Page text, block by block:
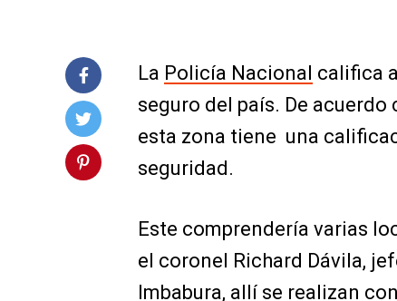
La Policía Nacional califica
seguro del país. De
esta zona tiene una
seguridad.
Este comprendería varias
el coronel Richard Dávila,
Imbabura, allí se realizan